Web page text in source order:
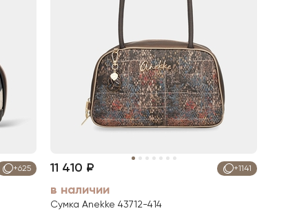
+625 +1141
11 410 ₽
в наличии
Сумка Anekke 43712-414